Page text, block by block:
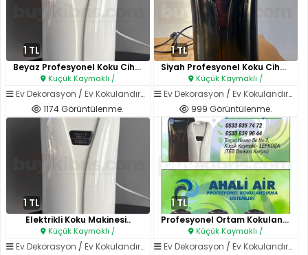
1 TL
Beyaz Profesyonel Koku Cihazı..
Küçük Kaymaklı /
Ev Dekorasyon / Ev Kokulandırma Sistemleri
1174 Görüntülenme.
1 TL
Siyah Profesyonel Koku Cihazı..
Küçük Kaymaklı /
Ev Dekorasyon / Ev Kokulandırma Sistemleri
999 Görüntülenme.
1 TL
Elektrikli Koku Makinesi..
Küçük Kaymaklı /
Ev Dekorasyon / Ev Kokulandırma Sistemleri
1 TL
Profesyonel Ortam Kokulandırma..
Küçük Kaymaklı /
Ev Dekorasyon / Ev Kokulandırma Sistemleri